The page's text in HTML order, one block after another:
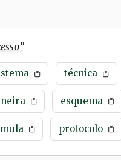
”
técnica
esquema
protocolo